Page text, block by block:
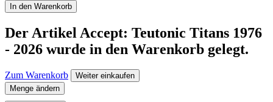
In den Warenkorb
Der Artikel Accept: Teutonic Titans 1976
- 2026 wurde in den Warenkorb gelegt.
Zum Warenkorb
Weiter einkaufen
Menge ändern